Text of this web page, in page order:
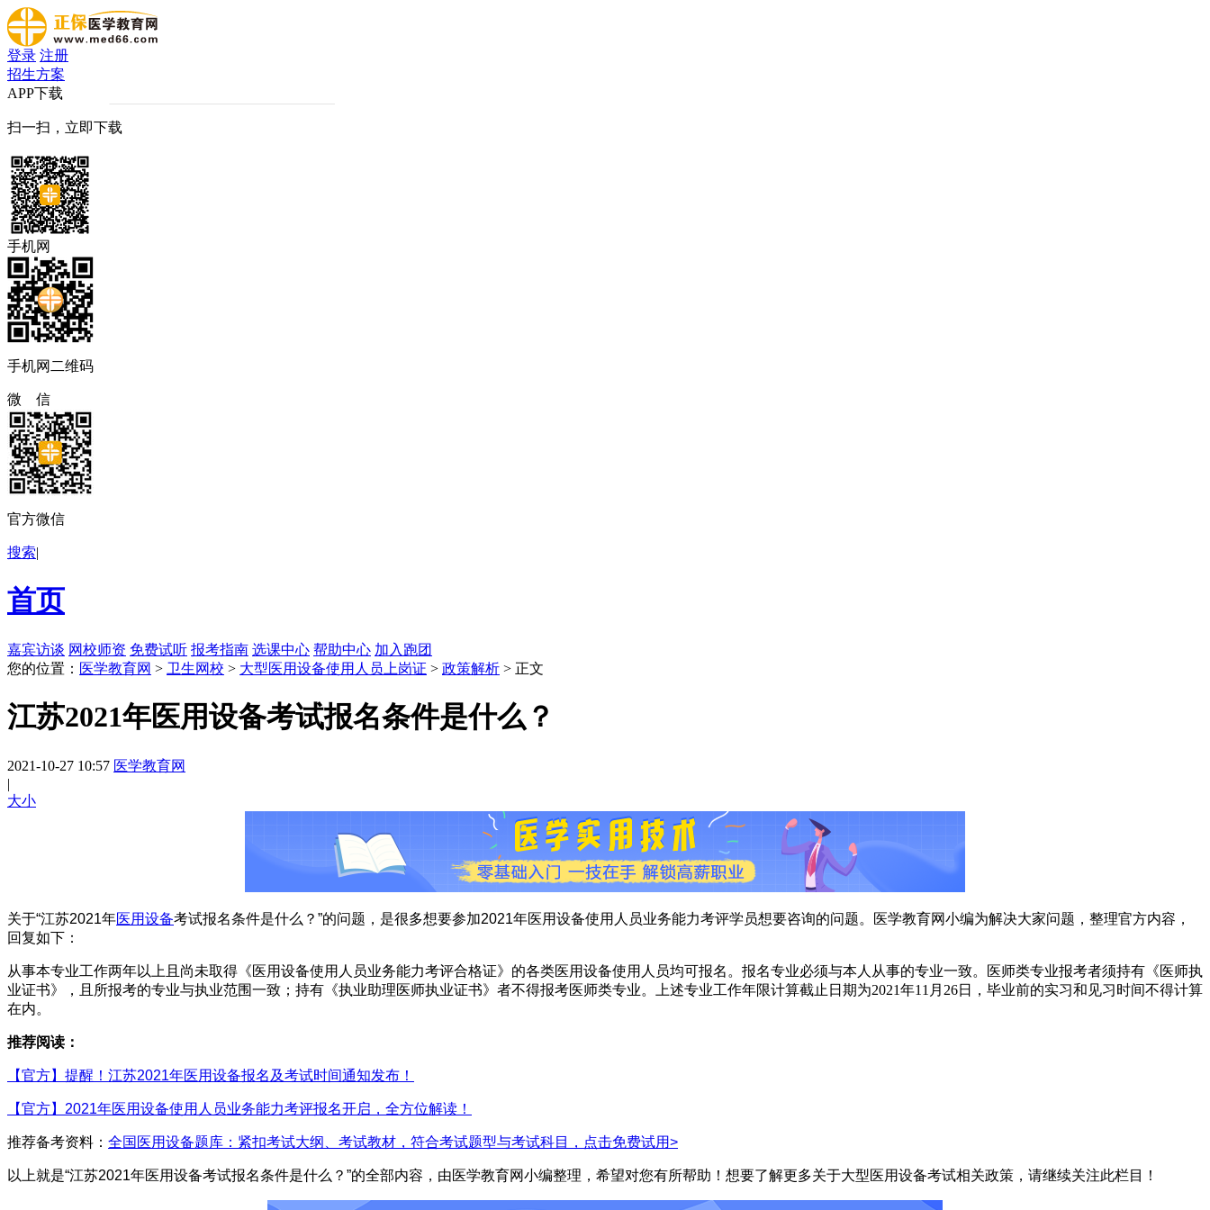
登录 注册
招生方案
APP下载
扫一扫，立即下载
手机网
手机网二维码
微 信
官方微信
搜索|
首页
嘉宾访谈 网校师资 免费试听 报考指南 选课中心 帮助中心 加入跑团
您的位置： 医学教育网 > 卫生网校 > 大型医用设备使用人员上岗证 > 政策解析 > 正文
江苏2021年医用设备考试报名条件是什么？
2021-10-27 10:57 医学教育网
|
大小
关于“江苏2021年医用设备考试报名条件是什么？”的问题，是很多想要参加2021年医用设备使用人员业务能力考评学员想要咨询的问题。医学教育网小编为解决大家问题，整理官方内容，
回复如下：
从事本专业工作两年以上且尚未取得《医用设备使用人员业务能力考评合格证》的各类医用设备使用人员均可报名。报名专业必须与本人从事的专业一致。医师类专业报考者须持有《医师执
业证书》，且所报考的专业与执业范围一致；持有《执业助理医师执业证书》者不得报考医师类专业。上述专业工作年限计算截止日期为2021年11月26日，毕业前的实习和见习时间不得计算
在内。
推荐阅读：
【官方】提醒！江苏2021年医用设备报名及考试时间通知发布！
【官方】2021年医用设备使用人员业务能力考评报名开启，全方位解读！
推荐备考资料： 全国医用设备题库：紧扣考试大纲、考试教材，符合考试题型与考试科目，点击免费试用>
以上就是“江苏2021年医用设备考试报名条件是什么？”的全部内容，由医学教育网小编整理，希望对您有所帮助！想要了解更多关于大型医用设备考试相关政策，请继续关注此栏目！